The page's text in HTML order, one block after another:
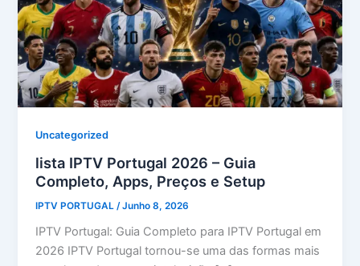
Uncategorized
lista IPTV Portugal 2026 – Guia
Completo, Apps, Preços e Setup
IPTV PORTUGAL /Junho 8, 2026
IPTV Portugal: Guia Completo para IPTV Portugal em
2026 IPTV Portugal tornou-se uma das formas mais